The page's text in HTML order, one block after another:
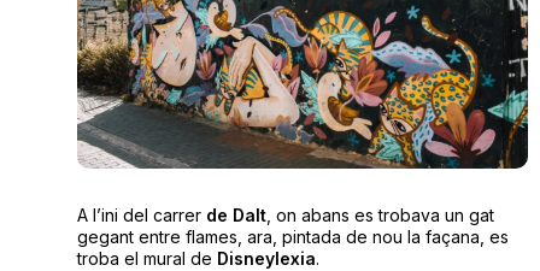
A l’ini del carrerde Dalt, on abans es trobava un gat
gegant entre flames, ara, pintada de nou la façana, es
troba el mural de Disneylexia.